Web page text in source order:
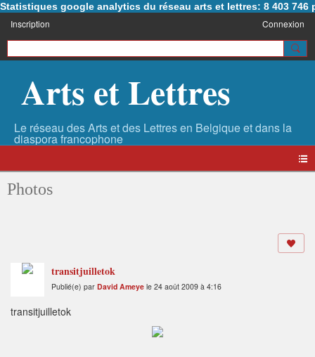
Statistiques google analytics du réseau arts et lettres: 8 403 746
Inscription Connexion
Arts et Lettres
Photos
transitjuilletok
Publié(e) par David Ameye le 24 août 2009 à 4:16
transitjuilletok